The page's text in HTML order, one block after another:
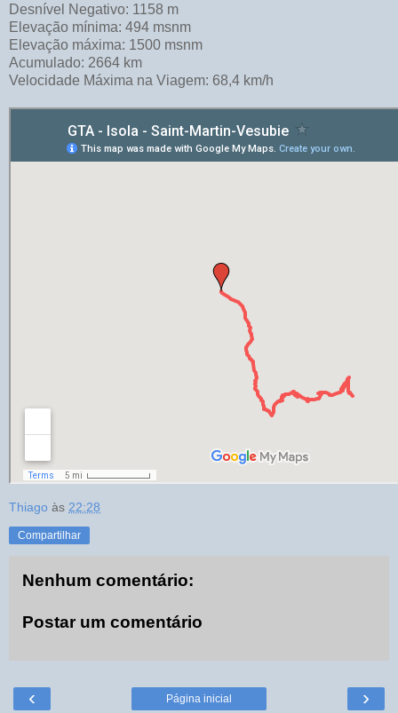
Desnível Negativo: 1158 m
Elevação mínima: 494 msnm
Elevação máxima: 1500 msnm
Acumulado: 2664 km
Velocidade Máxima na Viagem: 68,4 km/h
Thiago às 22:28
Compartilhar
Nenhum comentário:
Postar um comentário
‹ ›
Página inicial